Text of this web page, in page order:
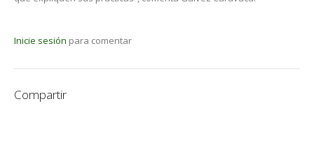
Inicie sesión para comentar
Compartir